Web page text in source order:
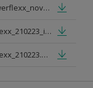
tds_a919_dulux_weathershield_powerflexx_nov_2022_id.pdf
a919_dulux_weathershield_powerflexx_210223_id.pdf
a919_dulux_weathershield_powerflexx_210223.pdf